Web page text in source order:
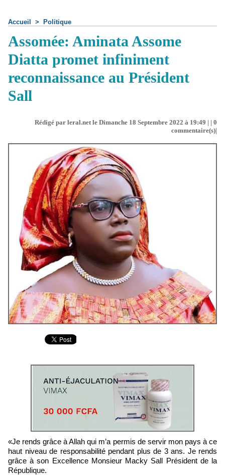
Accueil > Politique
Assomée: Aminata Assome
Diatta promet infiniment
reconnaissance au Président
Sall
Rédigé par leral.net le Dimanche 18 Septembre 2022 à 19:49 | | 0
commentaire(s)|
«Je rends grâce à Allah qui m’a permis de servir mon pays à ce
haut niveau de responsabilité pendant plus de 3 ans. Je rends
grâce à son Excellence Monsieur Macky Sall Président de la
République.